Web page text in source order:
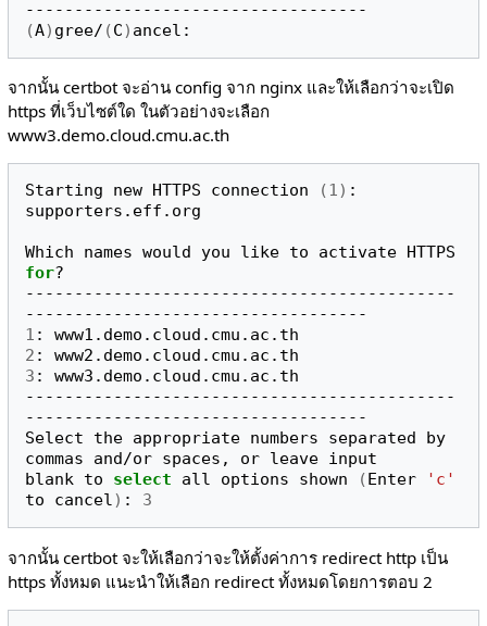
(A) gree/ (C)
จากนั้น certbot จะอ่าน config จาก nginx และให้เลือกว่าจะเปิด
https ที่เว็บไซต์ใด ในตัวอย่างจะเลือก
www3.demo.cloud.cmu.ac.th
Starting new HTTPS connection (1) :
supporters.eff.org
for?
--------------------------------------------
1
2
3 : www3.demo.cloud.cmu.ac.th
--------------------------------------------
-----------------------------------
Select the appropriate numbers separated by
commas and/or spaces, or leave input
blank to select all options shown (Enter
'c'
to cancel) : 3
จากนั้น certbot จะให้เลือกว่าจะให้ตั้งค่าการ redirect http เป็น
https ทั้งหมด แนะนำให้เลือก redirect ทั้งหมดโดยการตอบ 2